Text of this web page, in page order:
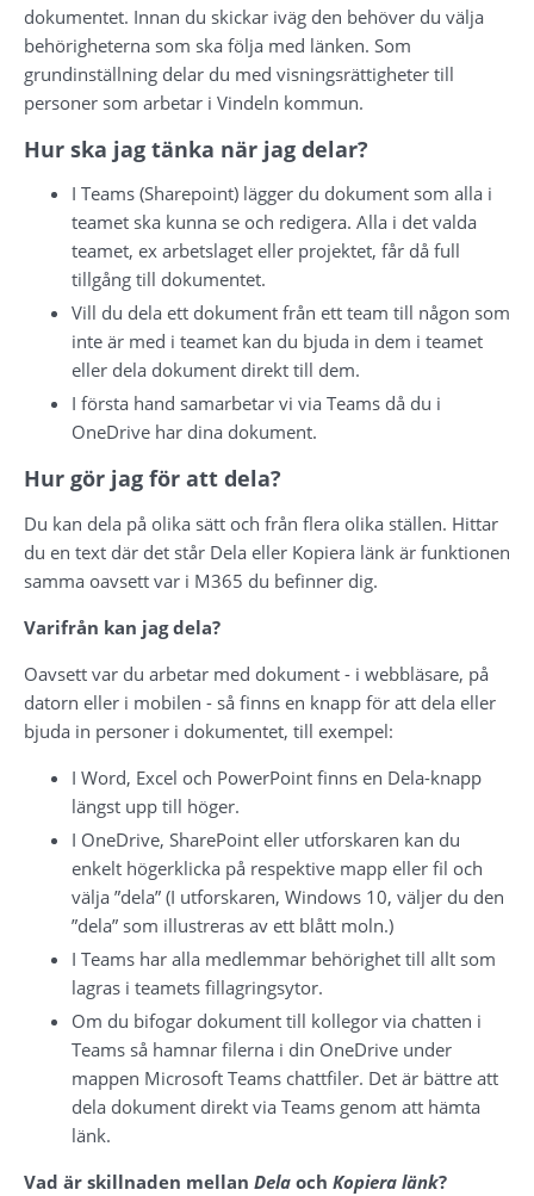
dokumentet. Innan du skickar iväg den behöver du välja
behörigheterna som ska följa med länken. Som
grundinställning delar du med visningsrättigheter till
personer som arbetar i Vindeln kommun.
Hur ska jag tänka när jag delar?
I Teams (Sharepoint) lägger du dokument som alla i
teamet ska kunna se och redigera. Alla i det valda
teamet, ex arbetslaget eller projektet, får då full
tillgång till dokumentet.
Vill du dela ett dokument från ett team till någon som
inte är med i teamet kan du bjuda in dem i teamet
eller dela dokument direkt till dem.
I första hand samarbetar vi via Teams då du i
OneDrive har dina dokument.
Hur gör jag för att dela?
Du kan dela på olika sätt och från flera olika ställen. Hittar
du en text där det står Dela eller Kopiera länk är funktionen
samma oavsett var i M365 du befinner dig.
Varifrån kan jag dela?
Oavsett var du arbetar med dokument - i webbläsare, på
datorn eller i mobilen - så finns en knapp för att dela eller
bjuda in personer i dokumentet, till exempel:
I Word, Excel och PowerPoint finns en Dela-knapp
längst upp till höger.
I OneDrive, SharePoint eller utforskaren kan du
enkelt högerklicka på respektive mapp eller fil och
välja ”dela” (I utforskaren, Windows 10, väljer du den
”dela” som illustreras av ett blått moln.)
I Teams har alla medlemmar behörighet till allt som
lagras i teamets fillagringsytor.
Om du bifogar dokument till kollegor via chatten i
Teams så hamnar filerna i din OneDrive under
mappen Microsoft Teams chattfiler. Det är bättre att
dela dokument direkt via Teams genom att hämta
länk.
Vad är skillnaden mellan Dela och Kopiera länk?